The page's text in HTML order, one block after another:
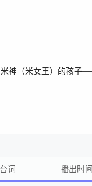
米神（米女王）的孩
词 播出时间